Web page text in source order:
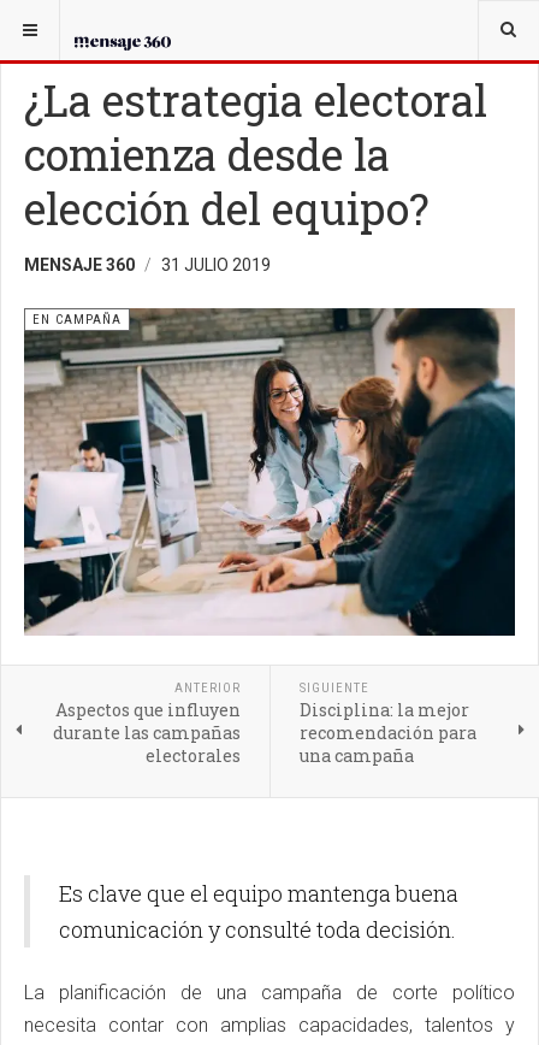
USTED ESTÁ AQUÍ:
¿La estrategia electoral
comienza desde la
elección del equipo?
MENSAJE 360 31 JULIO 2019
EN CAMPAÑA
ANTERIOR
Aspectos que influyen
durante las campañas
electorales
SIGUIENTE
Disciplina: la mejor
recomendación para
una campaña
Es clave que el equipo mantenga buena
comunicación y consulté toda decisión.
La planificación de una campaña de corte político
necesita contar con amplias capacidades, talentos y